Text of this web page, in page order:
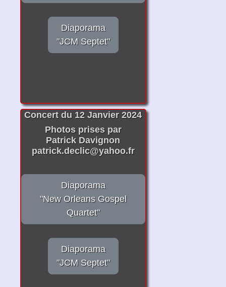
Diaporama
"JCM Septet"
Concert du 12 Janvier 2024
Photos prises par
Patrick Davignon
patrick.declic@yahoo.fr
Diaporama
"New Orleans Gospel
Quartet"
Diaporama
"JCM Septet"